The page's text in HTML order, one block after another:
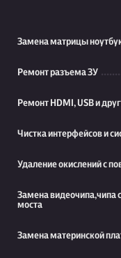
Замена матрицы
Ремонт разъема ЗУ
Ремонт HDMI, USB и
Чистка интерфейсов и
Удаление окислений с
Замена видеочипа,чипа
моста
Замена материнской